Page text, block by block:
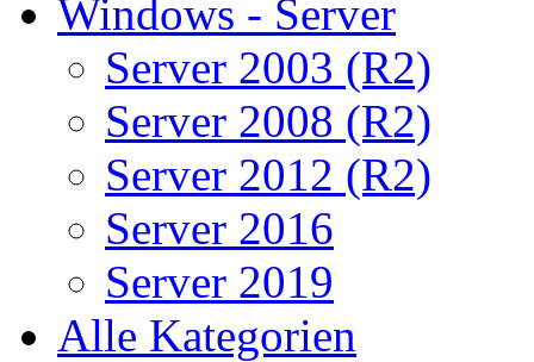
Windows - Server
Server 2003 (R2)
Server 2008 (R2)
Server 2012 (R2)
Server 2016
Server 2019
Alle Kategorien